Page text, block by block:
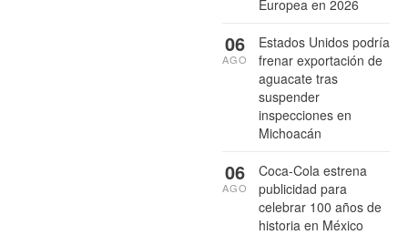
Europea en 2026
Estados Unidos podría
frenar exportación de
aguacate tras
suspender
inspecciones en
Michoacán
06
AGO
Coca-Cola estrena
publicidad para
celebrar 100 años de
historia en México
06
AGO